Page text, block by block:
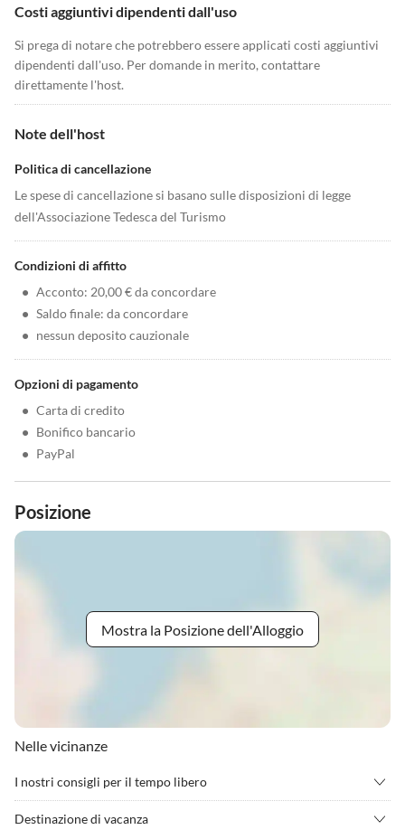
Costi aggiuntivi dipendenti dall'uso
Si prega di notare che potrebbero essere applicati costi aggiuntivi
dipendenti dall'uso. Per domande in merito, contattare
direttamente l'host.
Note dell'host
Politica di cancellazione
Le spese di cancellazione si basano sulle disposizioni di legge
dell'Associazione Tedesca del Turismo
Condizioni di affitto
• Acconto: 20,00 € da concordare
• Saldo finale: da concordare
• nessun deposito cauzionale
Opzioni di pagamento
• Carta di credito
• Bonifico bancario
• PayPal
Posizione
Mostra la Posizione dell'Alloggio
Nelle vicinanze
I nostri consigli per il tempo libero
Destinazione di vacanza